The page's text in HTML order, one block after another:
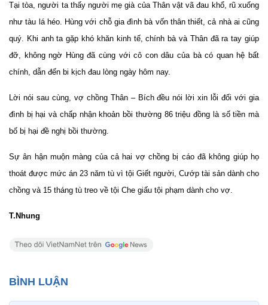
Tại tòa, người ta thấy người mẹ già của Thân vật vã đau khổ, rũ xuống
như tàu lá héo. Hùng với chỗ gia đình bà vốn thân thiết, cả nhà ai cũng
quý. Khi anh ta gặp khó khăn kinh tế, chính bà và Thân đã ra tay giúp
đỡ, không ngờ Hùng đã cùng với cô con dâu của bà có quan hệ bất
chính, dẫn đến bi kịch đau lòng ngày hôm nay.
Lời nói sau cùng, vợ chồng Thân – Bích đều nói lời xin lỗi đối với gia
đình bị hại và chấp nhận khoản bồi thường 86 triệu đồng là số tiền mà
bố bị hại đề nghị bồi thường.
Sự ân hận muộn màng của cả hai vợ chồng bị cáo đã không giúp họ
thoát được mức án 23 năm tù vì tội Giết người, Cướp tài sản dành cho
chồng và 15 tháng tù treo về tội Che giấu tội phạm dành cho vợ.
T.Nhung